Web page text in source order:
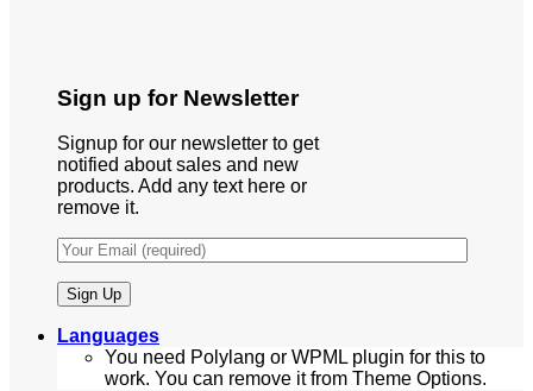
Sign up for Newsletter
Signup for our newsletter to get
notified about sales and new
products. Add any text here or
remove it.
Languages
You need Polylang or WPML plugin for this to
work. You can remove it from Theme Options.